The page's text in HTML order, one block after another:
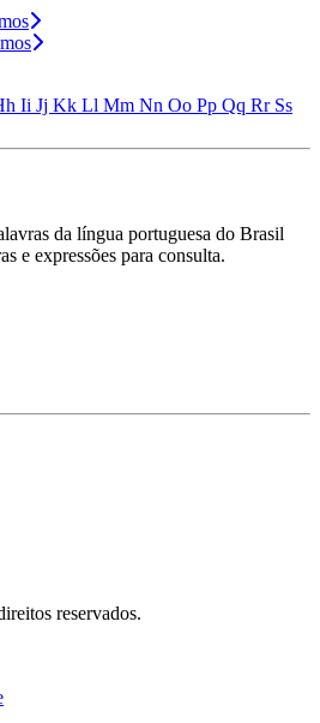
Ii Jj Kk Ll Mm Nn Oo Pp Qq Rr Ss
da língua portuguesa do Brasil
e expressões para consulta.
reservados.